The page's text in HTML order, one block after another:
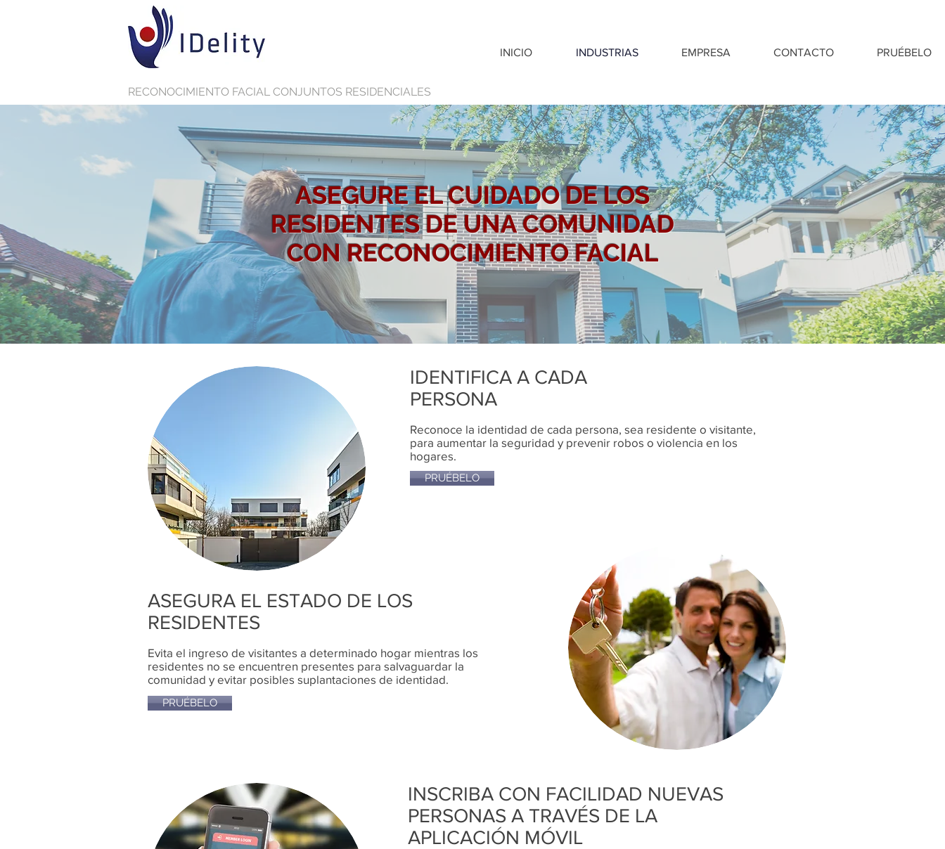
INICIO INDUSTRIAS EMPRESA CONTACTO PRUÉBELO
RECONOCIMIENTO FACIAL CONJUNTOS RESIDENCIALES
ASEGURE EL CUIDADO DE LOS
RESIDENTES DE UNA COMUNIDAD
CON RECONOCIMIENTO FACIAL
Evita el ingreso de visitantes a determinado hogar mientras los
residentes no se encuentren presentes para salvaguardar la
comunidad y evitar posibles suplantaciones de identidad.
ASEGURA EL ESTADO DE LOS
RESIDENTES
IDENTIFICA A CADA
PERSONA
Reconoce la identidad de cada persona, sea residente o visitante,
para aumentar la seguridad y prevenir robos o violencia en los
hogares.
PRUÉBELO
PRUÉBELO
INSCRIBA CON FACILIDAD NUEVAS
PERSONAS A TRAVÉS DE LA
APLICACIÓN MÓVIL